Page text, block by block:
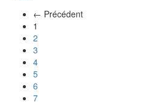
← Précédent
1
2
3
4
5
6
7